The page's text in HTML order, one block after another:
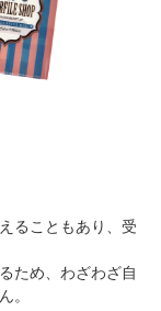
ることもあり、受
ため、わざわざ自
。